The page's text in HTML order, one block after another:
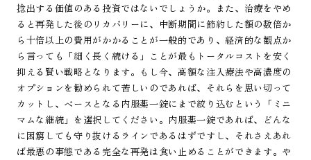
捻出する価値のある投資ではないでしょうか。また、治療をやめ
ると再発した後のリカバリーに、中断期間に節約した額の数倍か
ら十倍以上の費用がかかることが一般的であり、経済的な観点か
ら言っても「細く長く続ける」ことが最もトータルコストを安く
抑える賢い戦略となります。もし今、高額な注入療法や高濃度の
オプションを勧められて苦しいのであれば、それらを思い切って
カットし、ベースとなる内服薬一錠にまで絞り込むという「ミニ
マムな継続」を選択してください。内服薬一錠であれば、どんな
に困窮しても守り抜けるラインであるはずですし、それさえあれ
ば最悪の事態である完全な再発は食い止めることができます。や